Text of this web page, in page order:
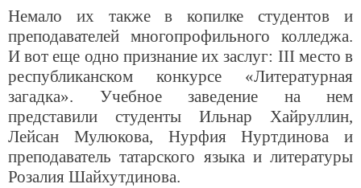
Немало их также в копилке студентов и
преподавателей многопрофильного колледжа.
И вот еще одно признание их заслуг: IIIместо в
республиканском конкурсе «Литературная
загадка». Учебное заведение на нем
представили студенты Ильнар Хайруллин,
Лейсан Мулюкова, Нурфия Нуртдинова и
преподаватель татарского языка и литературы
Розалия Шайхутдинова.